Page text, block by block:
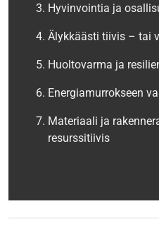
Hyvinvointia ja
Älykkäästi tiivis – tai
Huoltovarma ja
Energiamurrokseen
Materiaali ja
resurssitiivis